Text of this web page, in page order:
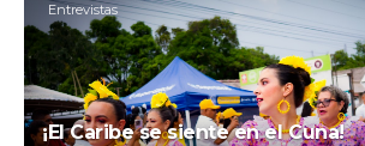
Entrevistas
¡El Caribe se siente en el Cuna!